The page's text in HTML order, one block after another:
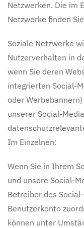
Netzwerken. Die im
Netzwerke finden
Soziale Netzwerke
Nutzerverhalten in
wenn Sie deren
integrierten Social-
oder
unserer Social-
Im Einzelnen:
Wenn Sie in Ihrem
und unsere Social-
Betreiber des
Benutzerkonto
können unter